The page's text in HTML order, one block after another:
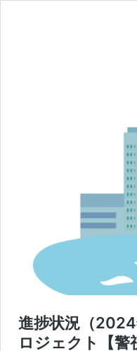
進捗状況（
ロジェクト【警